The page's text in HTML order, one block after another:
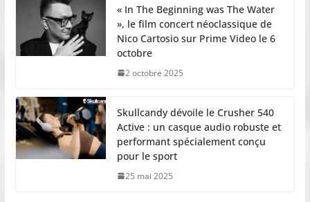
« In The Beginning was The Water
», le film concert néoclassique de
Nico Cartosio sur Prime Video le 6
octobre
2 octobre 2025
Skullcandy dévoile le Crusher 540
Active : un casque audio robuste et
performant spécialement conçu
pour le sport
25 mai 2025